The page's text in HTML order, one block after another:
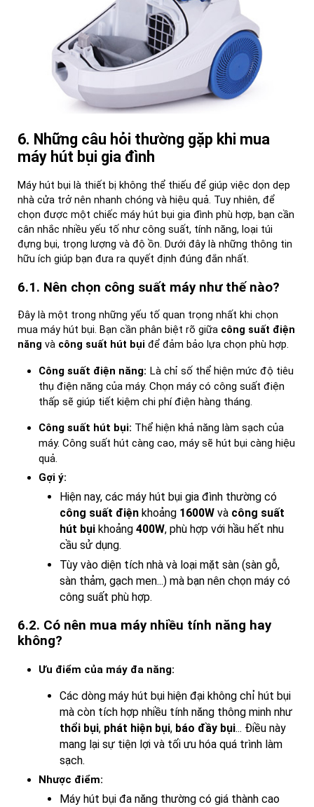
6. Những câu hỏi thường gặp khi mua
máy hút bụi gia đình
Máy hút bụi là thiết bị không thể thiếu để giúp việc dọn dẹp
nhà cửa trở nên nhanh chóng và hiệu quả. Tuy nhiên, để
chọn được một chiếc máy hút bụi gia đình phù hợp, bạn cần
cân nhắc nhiều yếu tố như công suất, tính năng, loại túi
đựng bụi, trọng lượng và độ ồn. Dưới đây là những thông tin
hữu ích giúp bạn đưa ra quyết định đúng đắn nhất.
6.1. Nên chọn công suất máy như thế nào?
Đây là một trong những yếu tố quan trọng nhất khi chọn
mua máy hút bụi. Bạn cần phân biệt rõ giữa công suất điện
năng và công suất hút bụi để đảm bảo lựa chọn phù hợp.
Công suất điện năng: Là chỉ số thể hiện mức độ tiêu
thụ điện năng của máy. Chọn máy có công suất điện
thấp sẽ giúp tiết kiệm chi phí điện hàng tháng.
Công suất hút bụi: Thể hiện khả năng làm sạch của
máy. Công suất hút càng cao, máy sẽ hút bụi càng hiệu
quả.
Gợi ý:
Hiện nay, các máy hút bụi gia đình thường có
công suất điện khoảng 1600W và công suất
hút bụi khoảng 400W, phù hợp với hầu hết nhu
cầu sử dụng.
Tùy vào diện tích nhà và loại mặt sàn (sàn gỗ,
sàn thảm, gạch men...) mà bạn nên chọn máy có
công suất phù hợp.
6.2. Có nên mua máy nhiều tính năng hay
không?
Ưu điểm của máy đa năng:
Các dòng máy hút bụi hiện đại không chỉ hút bụi
mà còn tích hợp nhiều tính năng thông minh như
thổi bụi, phát hiện bụi, báo đầy bụi... Điều này
mang lại sự tiện lợi và tối ưu hóa quá trình làm
sạch.
Nhược điểm:
Máy hút bụi đa năng thường có giá thành cao